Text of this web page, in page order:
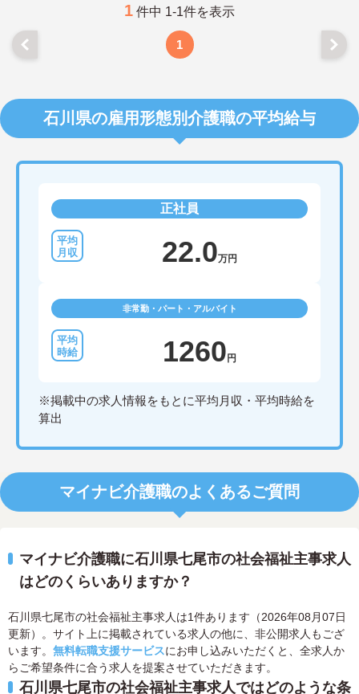
ントもお伝えしますので是非ご応募お待ちしており
1 件中 1-1件を表示
1
石川県の雇用形態別介護職の平均給与
正社員
22.0万円
非常勤・パート・アルバイト
1260 円
※掲載中の求人情報をもとに平均月収・平均時給を
算出
マイナビ介護職のよくあるご質問
マイナビ介護職に石川県七尾市の社会福祉主事求人
はどのくらいありますか？
石川県七尾市の社会福祉主事求人は1件あります（2026年08月07日
更新）。サイト上に掲載されている求人の他に、非公開求人もござ
います。 無料転職支援サービスにお申し込みいただくと、全求人か
らご希望条件に合う求人を提案させていただきます。
石川県七尾市の社会福祉主事求人ではどのような条